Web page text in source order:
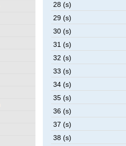
28 (s)
29 (s)
30 (s)
31 (s)
32 (s)
33 (s)
34 (s)
35 (s)
36 (s)
37 (s)
38 (s)